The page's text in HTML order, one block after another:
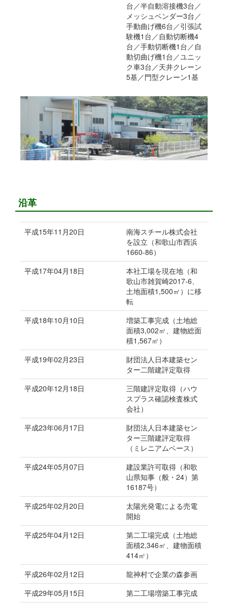
台／半自動溶接機3台／
メッシュベンダー3台／
手動曲げ機6台／引張試
験機1台／自動切断機4
台／手動切断機1台／自
動切曲げ機1台／ユニッ
ク車3台／天井クレーン
5基／門型クレーン1基
沿革
平成15年11月20日
南海スチール株式会社
を設立（和歌山市西浜
1660-86）
平成17年04月18日
本社工場を現在地（和
歌山市雑賀崎2017-6、
土地面積1,500㎡）に移
転
平成18年10月10日
増築工事完成（土地総
面積3,002㎡、建物総面
積1,567㎡）
平成19年02月23日
財団法人日本建築セン
ター二階建評定取得
平成20年12月18日
三階建評定取得（ハウ
スプラス確認検査株式
会社）
平成23年06月17日
財団法人日本建築セン
ター三階建評定取得
（ミレニアムベース）
平成24年05月07日
建設業許可取得（和歌
山県知事（般・24）第
16187号）
平成25年02月20日
太陽光発電による売電
開始
平成25年04月12日
第二工場完成（土地総
面積2,346㎡、建物面積
414㎡）
平成26年02月12日
龍神村で企業の森参画
平成29年05月15日
第二工場増築工事完成